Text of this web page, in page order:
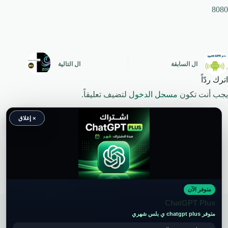
8080
ال السابقة ال التالية
اترك ردّاً
يجب أنت تكون مسجل الدخول لتضيف تعليقاً.
حقوق النشر محفوظة لموقع ويكي موب
× إغلاق
متوفر الآن
ChatGPT Plus
متوفر chatgpt plus ي بلس شهري